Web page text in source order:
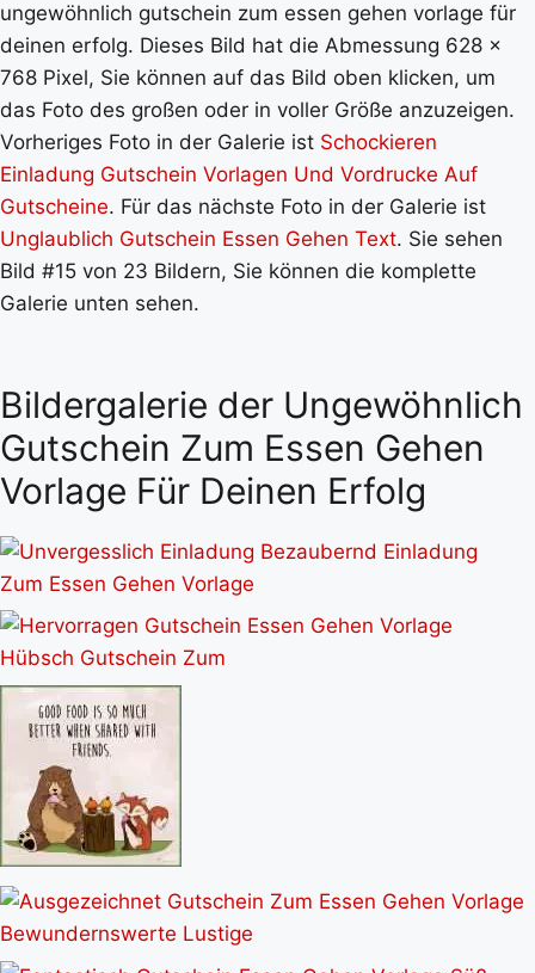
ungewöhnlich gutschein zum essen gehen vorlage für
deinen erfolg. Dieses Bild hat die Abmessung 628 x
768 Pixel, Sie können auf das Bild oben klicken, um
das Foto des großen oder in voller Größe anzuzeigen.
Vorheriges Foto in der Galerie ist Schockieren
Einladung Gutschein Vorlagen Und Vordrucke Auf
Gutscheine. Für das nächste Foto in der Galerie ist
Unglaublich Gutschein Essen Gehen Text. Sie sehen
Bild #15 von 23 Bildern, Sie können die komplette
Galerie unten sehen.
Bildergalerie der Ungewöhnlich
Gutschein Zum Essen Gehen
Vorlage Für Deinen Erfolg